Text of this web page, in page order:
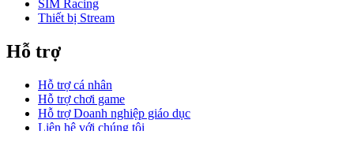
SIM Racing
Thiết bị Stream
Hỗ trợ
Hỗ trợ cá nhân
Hỗ trợ chơi game
Hỗ trợ Doanh nghiệp giáo dục
Liên hệ với chúng tôi